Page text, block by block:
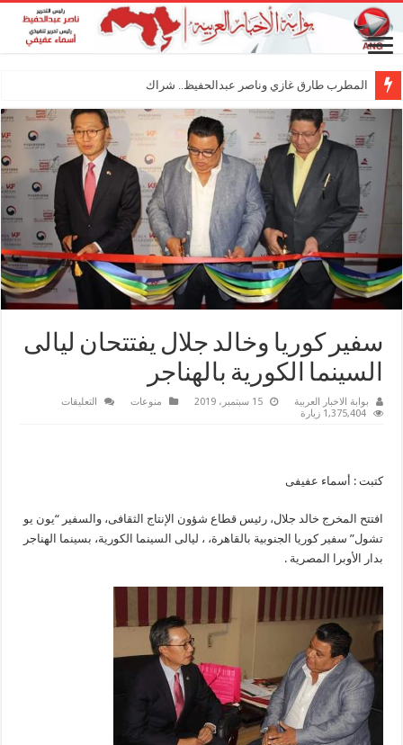
المطرب طارق غازي وناصر عبدالحفيظ.. شراكة فنية ترسم مل
سفير كوريا وخالد جلال يفتتحان ليالى
السينما الكورية بالهناجر
بوابة الاخبار العربية 15 سبتمبر، 2019 منوعات التعليقات
مغلقة
1,375,404 زيارة
كتبت : أسماء عفيفى
افتتح المخرج خالد جلال، رئيس قطاع شؤون الإنتاج الثقافى، والسفير “يون يو
تشول” سفير كوريا الجنوبية بالقاهرة، ، ليالى السينما الكورية، بسينما الهناجر
بدار الأوبرا المصرية .